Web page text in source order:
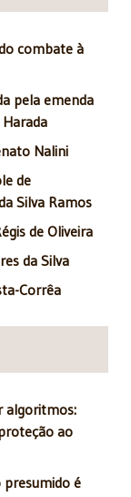
combate à
pela emenda
Nalini
de
Silva Ramos
de Oliveira
da Silva
Corrêa
algoritmos:
ao
presumido é